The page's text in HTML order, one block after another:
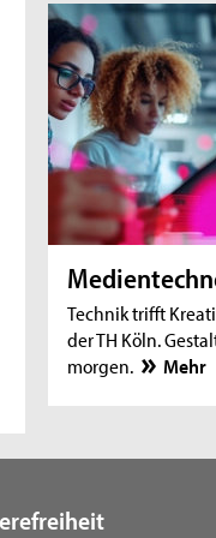
Technik trifft
der TH Köln.
morgen.
Mehr